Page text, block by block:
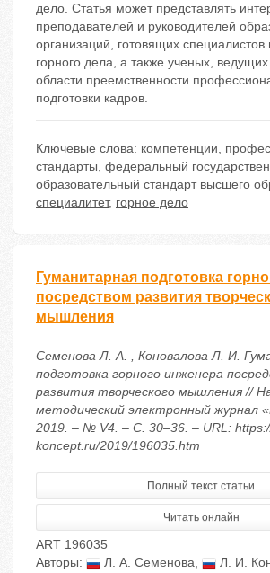
дело. Статья может представлять
преподавателей и руководителей
организаций, готовящих специалистов
горного дела, а также ученых,
области преемственности
подготовки кадров.
Ключевые слова: компетенции,
стандарты, федеральный
образовательный стандарт высшего
специалитет, горное дело
Гуманитарная подготовка
посредством развития
мышления
Семенова Л. А. , Коновалова Л. И.
подготовка горного инженера
развития творческого мышления //
методический электронный журнал
2019. – № V4. – С. 30–36. – URL:
koncept.ru/2019/196035.htm
Полный текст статьи
Читать онлайн
ART 196035
Авторы:
Л. А. Семенова,
Л. И.